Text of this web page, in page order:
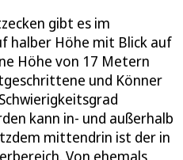
gibt es im
halber Höhe mit Blick auf
Höhe von 17 Metern
und Könner
kann in- und außerhalb
mittendrin ist der in
Von ehemals